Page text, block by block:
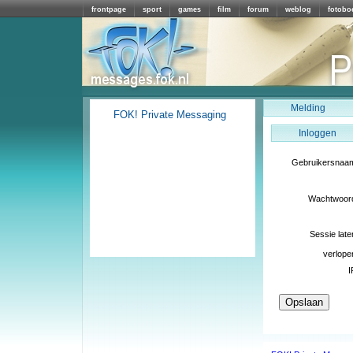
frontpage sport games film forum weblog
Melding
Inloggen
Sessie
FOK! Private Messaging